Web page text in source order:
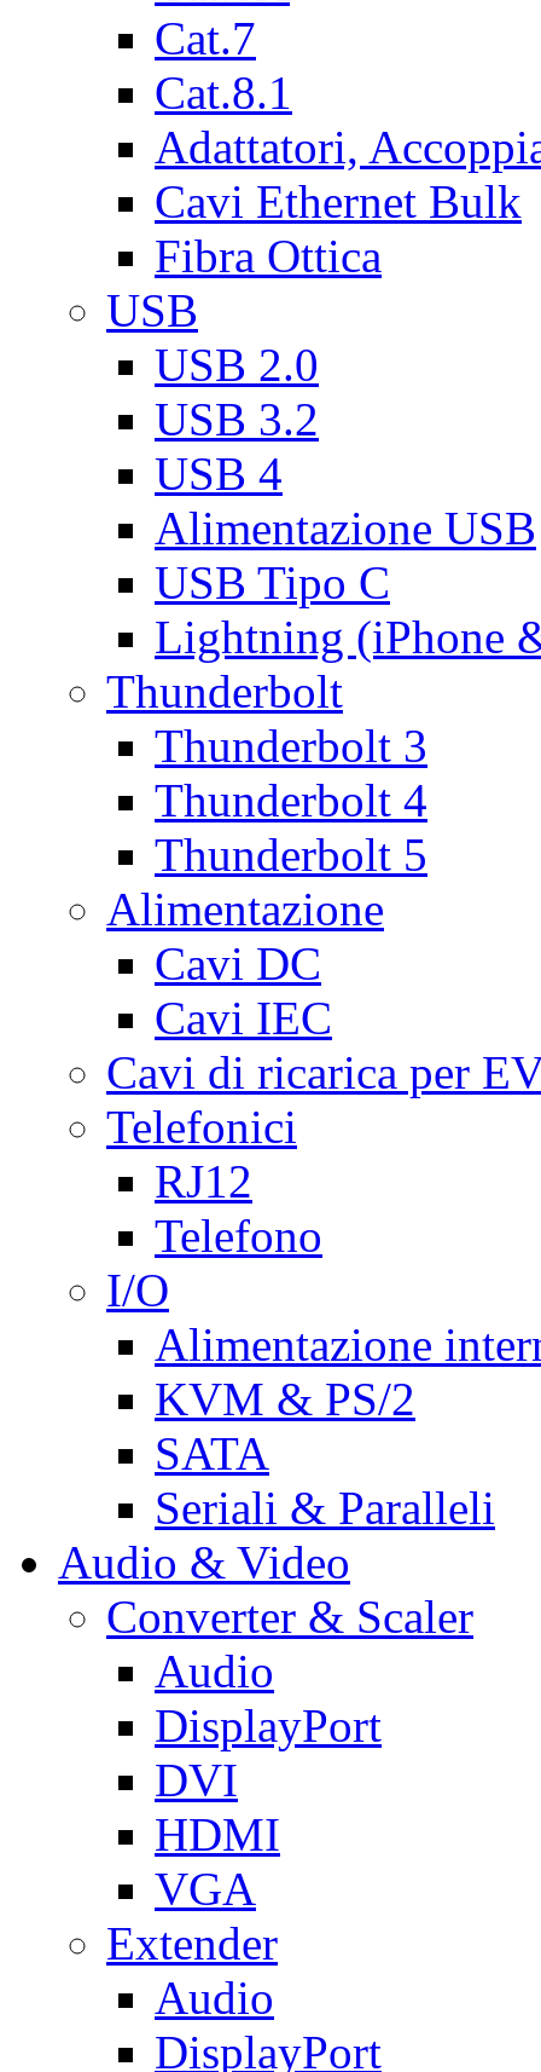
Cat.7
Cat.8.1
Adattatori,
Cavi Ethernet Bulk
Fibra Ottica
USB
USB 2.0
USB 3.2
USB 4
Alimentazione USB
USB Tipo C
Lightning (iPhone
Thunderbolt
Thunderbolt 3
Thunderbolt 4
Thunderbolt 5
Alimentazione
Cavi DC
Cavi IEC
Cavi di ricarica per
Telefonici
RJ12
Telefono
I/O
Alimentazione
KVM & PS/2
SATA
Seriali & Paralleli
Audio & Video
Converter & Scaler
Audio
DisplayPort
DVI
HDMI
VGA
Extender
Audio
DisplayPort